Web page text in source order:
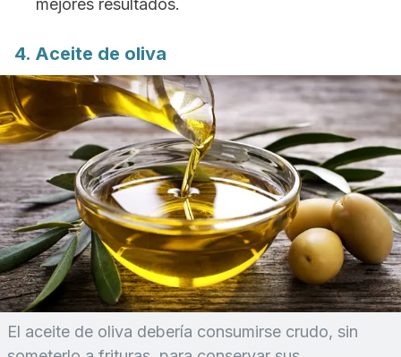
mejores resultados.
4. Aceite de oliva
El aceite de oliva debería consumirse crudo, sin